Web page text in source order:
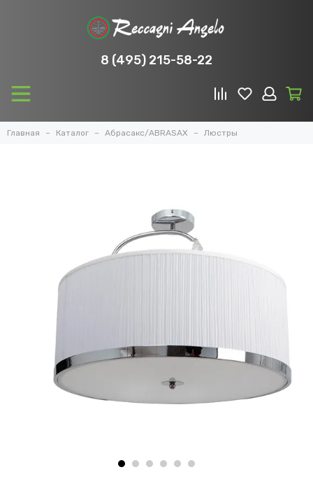
8 (495) 215-58-22
Главная Каталог Абрасакс/ABRASAX Люстры